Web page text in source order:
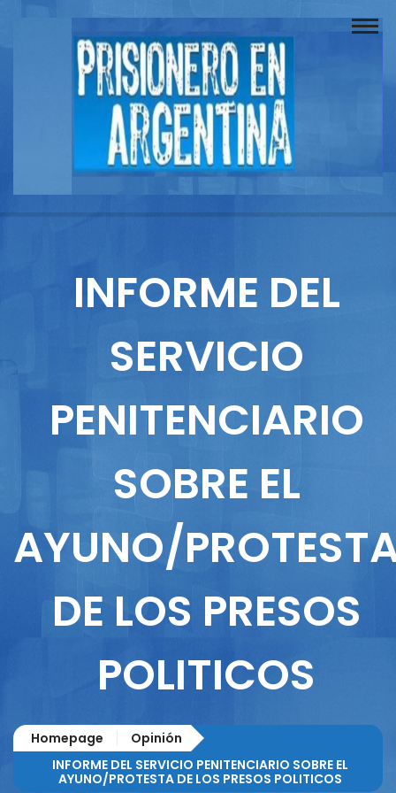
Documentos
ReportajesINFORME DEL
SERVICIO
PENITENCIARIO
SOBRE EL
AYUNO/
DE LOS PRESOS
POLITICOS
Homepage
Opinión
INFORME DEL SERVICIO PENITENCIARIO SOBRE EL
AYUNO/PROTESTA DE LOS PRESOS POLITICOS